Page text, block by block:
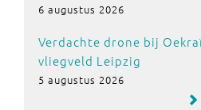
6 augustus 2026
Verdachte drone bij
vliegveld Leipzig
5 augustus 2026